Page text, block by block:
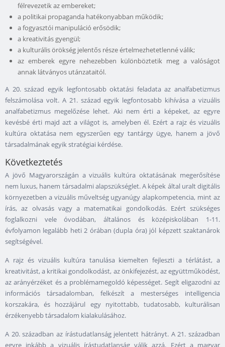
félrevezetik az embereket;
a politikai propaganda hatékonyabban működik;
a fogyasztói manipuláció erősödik;
a kreativitás gyengül;
a kulturális örökség jelentős része értelmezhetetlenné válik;
az emberek egyre nehezebben különböztetik meg a valóságot
annak látványos utánzataitól.
A 20. század egyik legfontosabb oktatási feladata az analfabetizmus
felszámolása volt. A 21. század egyik legfontosabb kihívása a vizuális
analfabetizmus megelőzése lehet. Aki nem érti a képeket, az egyre
kevésbé érti majd azt a világot is, amelyben él. Ezért a rajz és vizuális
kultúra oktatása nem egyszerűen egy tantárgy ügye, hanem a jövő
társadalmának egyik stratégiai kérdése.
Következtetés
A jövő Magyarországán a vizuális kultúra oktatásának megerősítése
nem luxus, hanem társadalmi alapszükséglet. A képek által uralt digitális
környezetben a vizuális műveltség ugyanúgy alapkompetencia, mint az
írás, az olvasás vagy a matematikai gondolkodás. Ezért szükséges
foglalkozni vele óvodában, általános és középiskolában 1-11.
évfolyamon legalább heti 2 órában (dupla óra) jól képzett szaktanárok
segítségével.
A rajz és vizuális kultúra tanulása kiemelten fejleszti a térlátást, a
kreativitást, a kritikai gondolkodást, az önkifejezést, az együttműködést,
az arányérzéket és a problémamegoldó képességet. Segít eligazodni az
információs társadalomban, felkészít a mesterséges intelligencia
korszakára, és hozzájárul egy nyitottabb, tudatosabb, kulturálisan
érzékenyebb társadalom kialakulásához.
A 20. században az írástudatlanság jelentett hátrányt. A 21. században
egyre inkább a vizuális írástudatlanság válik azzá. Ezért a magyar